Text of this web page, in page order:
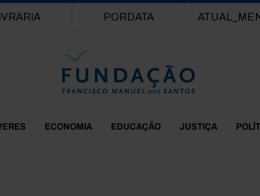
PORDATA
ECONOMIA EDUCAÇÃO JUSTIÇA